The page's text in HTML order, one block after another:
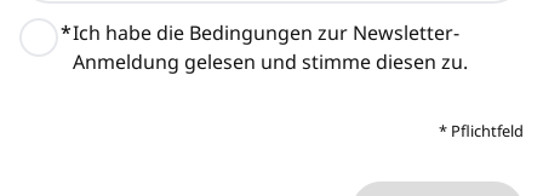
*Ich habe die Bedingungen zur Newsletter-
Anmeldung gelesen und stimme diesen zu.
* Pflichtfeld